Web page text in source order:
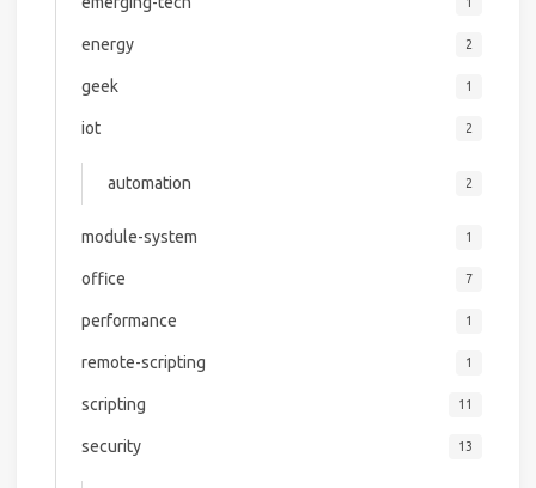
energy 2
geek 1
iot 2
automation 2
module-system 1
office 7
performance 1
remote-scripting 1
scripting 11
security 13